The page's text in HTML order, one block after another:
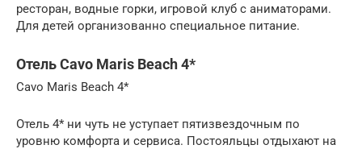
ресторан, водные горки, игровой клуб с аниматорами.
Для детей организованно специальное питание.
Отель Cavo Maris Beach 4*
Cavo Maris Beach 4*
Отель 4* ни чуть не уступает пятизвездочным по
уровню комфорта и сервиса. Постояльцы отдыхают на